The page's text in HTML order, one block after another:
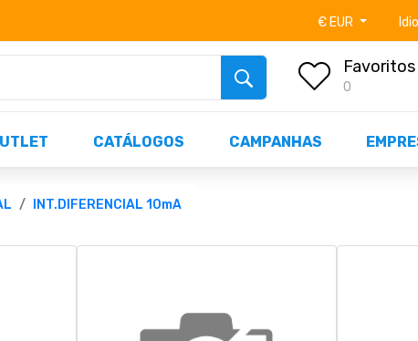
já as centenas de produtos disponíveis STOCK OFF!
€ EUR
Favoritos
0
CATÁLOGOS CAMPANHAS
INT.DIFERENCIAL 10mA